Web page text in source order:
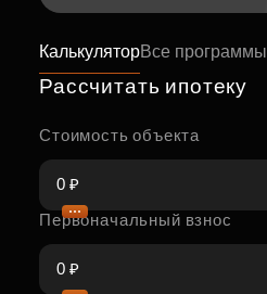
КалькуляторВсе программы
Рассчитать ипотеку
Стоимость объекта
Первоначальный взнос